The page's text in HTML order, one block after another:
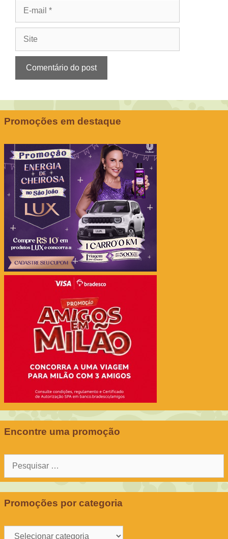
Promoções em destaque
Encontre uma promoção
Promoções por categoria
Promoções